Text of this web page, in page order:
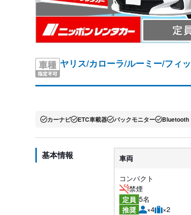
ヤリス/カローラ/ルーミー/フィ
カーナビ ETC車載器 バックモニター Bluetooth
基本情報 車両
コンパクト
禁煙
定員 5名
推奨
×4 ×2